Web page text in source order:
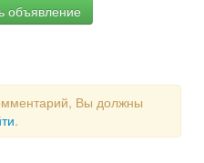
объявление
Вы должны
.